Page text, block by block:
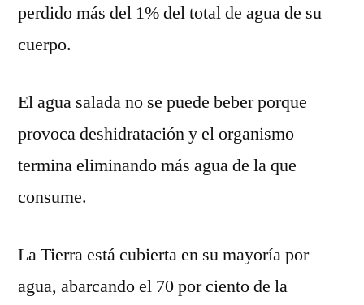
perdido más del 1% del total de agua de su
cuerpo.
El agua salada no se puede beber porque
provoca deshidratación y el organismo
termina eliminando más agua de la que
consume.
La Tierra está cubierta en su mayoría por
agua, abarcando el 70 por ciento de la